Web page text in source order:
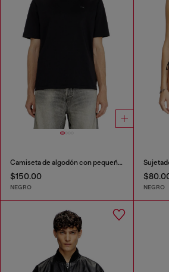
Camiseta de algodón con pequeño logo en el pecho
$150.00
NEGRO NEGRO